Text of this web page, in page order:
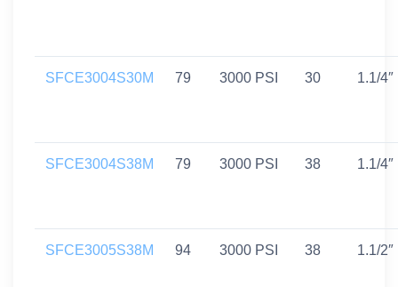
SFCE3004S30M 79 3000 PSI 30 1.1/4″
SFCE3004S38M 79 3000 PSI 38 1.1/4″
SFCE3005S38M 94 3000 PSI 38 1.1/2″